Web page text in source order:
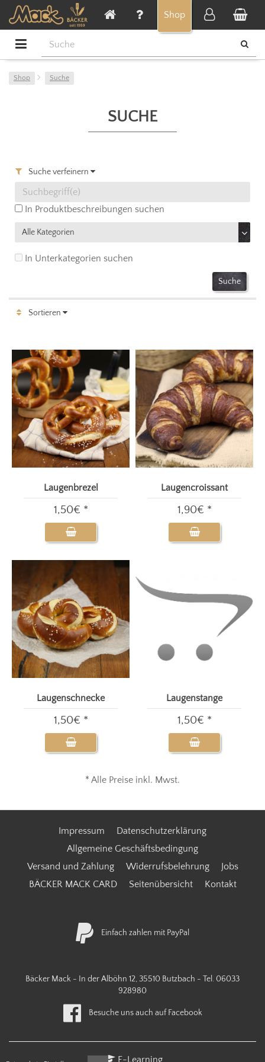
Shop
Shop Suche
SUCHE
Suche verfeinern
In Produktbeschreibungen suchen
In Unterkategorien suchen
Sortieren
Laugenbrezel
1,50€ *
Laugencroissant
1,90€ *
Laugenschnecke
1,50€ *
Laugenstange
1,50€ *
* Alle Preise inkl. Mwst.
Impressum
Datenschutzerklärung
Allgemeine Geschäftsbedingung
Versand und Zahlung
Widerrufsbelehrung
Jobs
BÄCKER MACK CARD
Seitenübersicht Kontakt
Einfach zahlen mit PayPal
Bäcker Mack - In der Alböhn 12, 35510 Butzbach - Tel. 06033
928980
Besuche uns auch auf Facebook
E-Learning
Cookie-Einstellungen